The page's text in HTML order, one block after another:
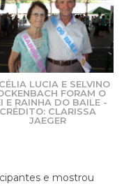
LUCIA E SELVINO
FORAM O
E RAINHA DO BAILE -
CRÉDITO: CLARISSA
JAEGER
e mostrou